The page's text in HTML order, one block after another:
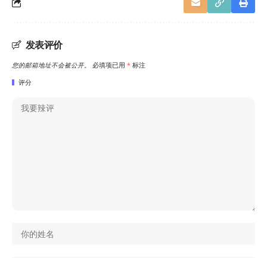
发表评价
您的邮箱地址不会被公开。 必填项已用 * 标注
评分